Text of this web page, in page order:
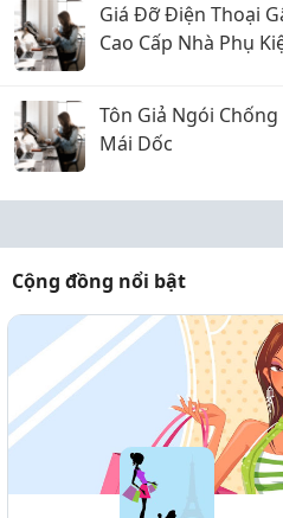
Giá Đỡ Điện Thoại
Cao Cấp Nhà Phụ
Tôn Giả Ngói
Mái Dốc
Cộng đồng nổi bật